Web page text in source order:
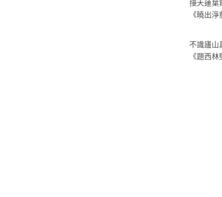
接天蓮葉
《曉出
不識廬山
《題西